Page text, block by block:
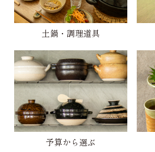
土鍋・調理道具
予算から選ぶ